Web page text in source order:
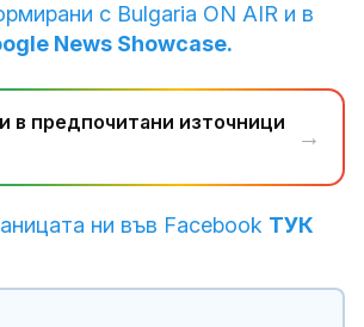
с Bulgaria ON AIR и в
News Showcase.
в предпочитани източници
→
ни във Facebook ТУК